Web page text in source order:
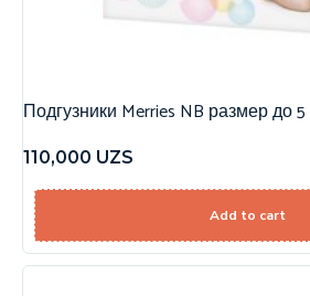
Подгузники Merries NB размер до 5
110,000 UZS
Add to cart